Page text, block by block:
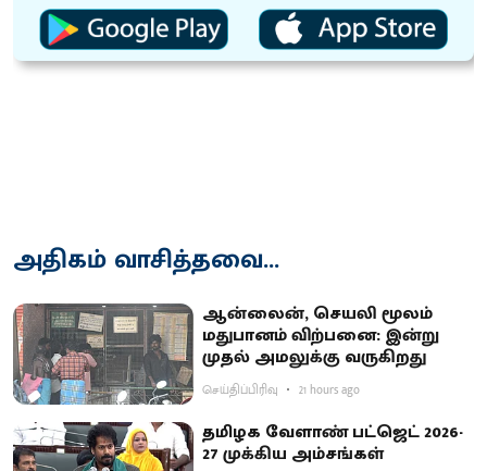
அதிகம் வாசித்தவை...
ஆன்லைன், செயலி மூலம்
மதுபானம் விற்பனை: இன்று
முதல் அமலுக்கு வருகிறது
செய்திப்பிரிவு 21 hours ago
தமிழக வேளாண் பட்ஜெட் 2026-
27 முக்கிய அம்சங்கள்